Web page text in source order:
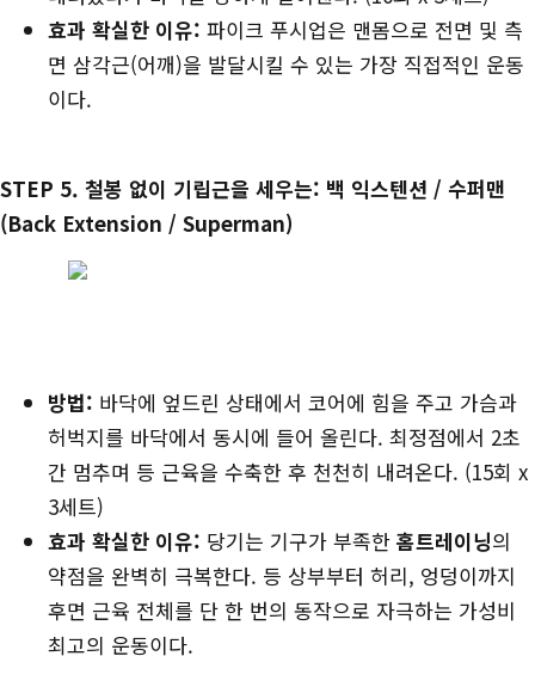
효과 확실한 이유: 파이크 푸시업은 맨몸으로 전면 및 측
면 삼각근(어깨)을 발달시킬 수 있는 가장 직접적인 운동
이다.
STEP 5. 철봉 없이 기립근을 세우는: 백 익스텐션 / 수퍼맨
(Back Extension / Superman)
방법: 바닥에 엎드린 상태에서 코어에 힘을 주고 가슴과
허벅지를 바닥에서 동시에 들어 올린다. 최정점에서 2초
간 멈추며 등 근육을 수축한 후 천천히 내려온다. (15회 x
3세트)
효과 확실한 이유: 당기는 기구가 부족한 홈트레이닝의
약점을 완벽히 극복한다. 등 상부부터 허리, 엉덩이까지
후면 근육 전체를 단 한 번의 동작으로 자극하는 가성비
최고의 운동이다.